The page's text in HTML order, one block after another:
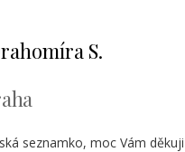
S.
seznamko, moc Vám